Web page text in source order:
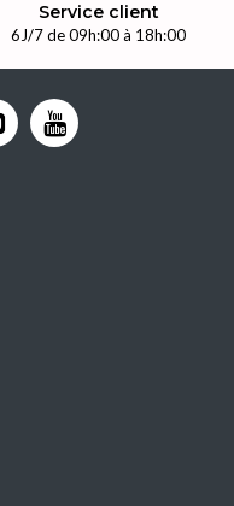
Service client
6J/7 de 09h:00 à 18h:00